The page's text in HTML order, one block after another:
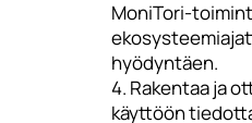
MoniTori-
hyödyntäen.
4. Rakentaa ja
käyttöön